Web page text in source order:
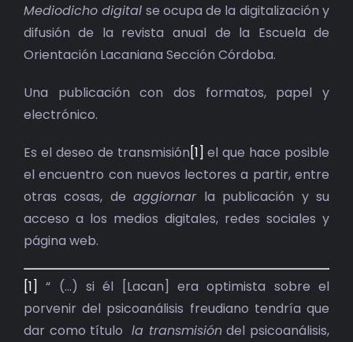
SEMINARIOS
CARTELES
BIBLIOTECA
RED EOL
ACTUALIDAD
CONTACTO
Mediodicho digital se ocupa de la digitalización y
difusión de la revista anual de la Escuela de
Orientación Lacaniana Sección Córdoba.
Una publicación con dos formatos, papel y
electrónico.
Es el deseo de transmisión[1] el que hace posible
el encuentro con nuevos lectores a partir, entre
otras cosas, deaggiornarla publicación y su
acceso a los medios digitales, redes sociales y
página web.
[1] “ (…) si él [Lacan] era optimista sobre el
porvenir del psicoanálisis freudiano tendría que
dar como títulola transmisióndel psicoanálisis,